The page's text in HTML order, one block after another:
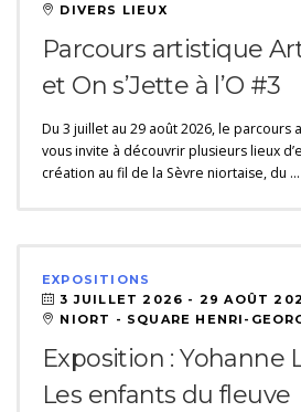
DIVERS LIEUX
Parcours artistique
et On s’Jette à l’O #3
Du 3 juillet au 29 août 2026, le parcours
vous invite à découvrir plusieurs lieux
création au fil de la Sèvre niortaise, du …
EXPOSITIONS
3 JUILLET 2026 - 29 AOÛT
NIORT - SQUARE HENRI-
Exposition : Yohanne
Les enfants du fleuve